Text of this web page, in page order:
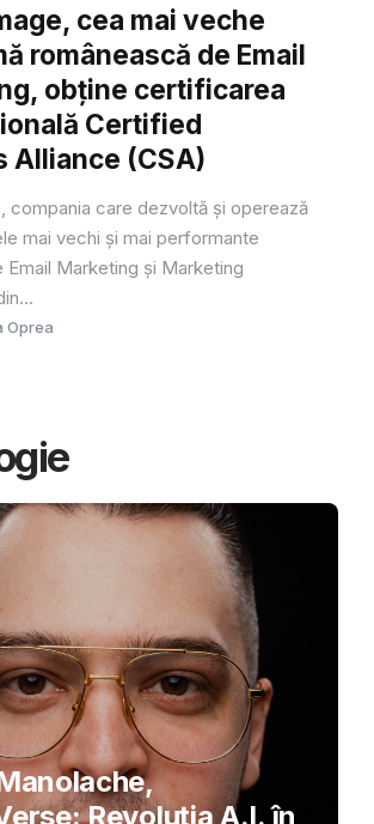
cea mai veche
românească de Email
obține certificarea
Certified
Alliance (CSA)
compania care dezvoltă și operează
mai vechi și mai performante
Marketing și Marketing
Oprea
Revoluția A.I. în